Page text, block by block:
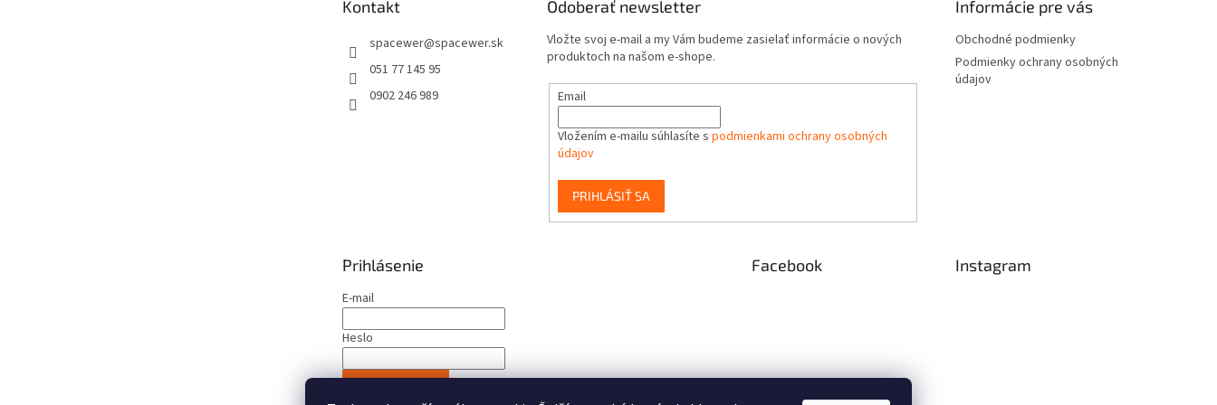
Kontakt
spacewer@spacewer.sk
051 77 145 95
0902 246 989
Odoberať newsletter
Vložte svoj e-mail a my Vám budeme zasielať informácie o nových
produktoch na našom e-shope.
Email
Vložením e-mailu súhlasíte s podmienkami ochrany osobných
údajov
PRIHLÁSIŤ SA
Informácie pre vás
Obchodné podmienky
Podmienky ochrany osobných
údajov
Prihlásenie
E-mail
Heslo
Facebook Instagram